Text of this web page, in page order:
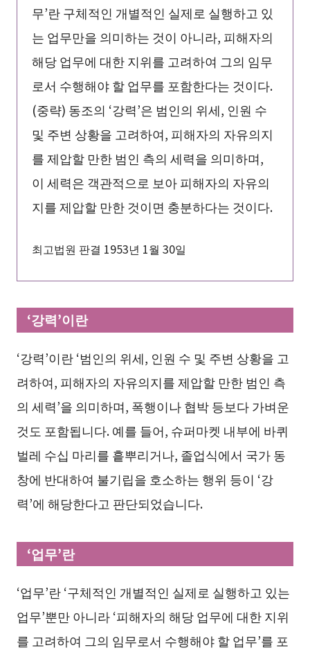
무’란 구체적인 개별적인 실제로 실행하고 있
는 업무만을 의미하는 것이 아니라, 피해자의
해당 업무에 대한 지위를 고려하여 그의 임무
로서 수행해야 할 업무를 포함한다는 것이다.
(중략) 동조의 ‘강력’은 범인의 위세, 인원 수
및 주변 상황을 고려하여, 피해자의 자유의지
를 제압할 만한 범인 측의 세력을 의미하며,
이 세력은 객관적으로 보아 피해자의 자유의
지를 제압할 만한 것이면 충분하다는 것이다.
최고법원 판결 1953년 1월 30일
‘강력’이란
‘강력’이란 ‘범인의 위세, 인원 수 및 주변 상황을 고
려하여, 피해자의 자유의지를 제압할 만한 범인 측
의 세력’을 의미하며, 폭행이나 협박 등보다 가벼운
것도 포함됩니다. 예를 들어, 슈퍼마켓 내부에 바퀴
벌레 수십 마리를 흩뿌리거나, 졸업식에서 국가 동
창에 반대하여 불기립을 호소하는 행위 등이 ‘강
력’에 해당한다고 판단되었습니다.
‘업무’란
‘업무’란 ‘구체적인 개별적인 실제로 실행하고 있는
업무’뿐만 아니라 ‘피해자의 해당 업무에 대한 지위
를 고려하여 그의 임무로서 수행해야 할 업무’를 포